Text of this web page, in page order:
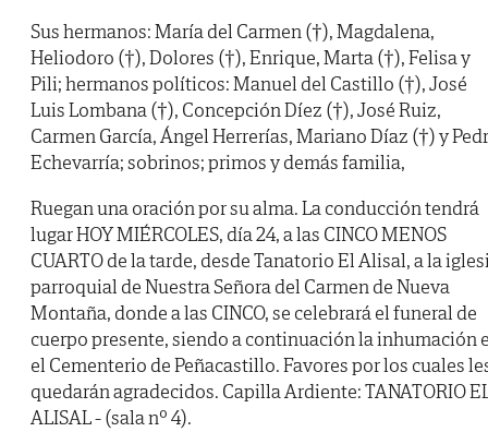
Sus hermanos: María del Carmen (†), Magdalena,
Heliodoro (†), Dolores (†), Enrique, Marta (†), Felisa y
Pili; hermanos políticos: Manuel del Castillo (†), José
Luis Lombana (†), Concepción Díez (†), José Ruiz,
Carmen García, Ángel Herrerías, Mariano Díaz (†) y
Echevarría; sobrinos; primos y demás familia,
Ruegan una oración por su alma. La conducción tendrá
lugar HOY MIÉRCOLES, día 24, a las CINCO MENOS
CUARTO de la tarde, desde Tanatorio El Alisal, a la
parroquial de Nuestra Señora del Carmen de Nueva
Montaña, donde a las CINCO, se celebrará el funeral de
cuerpo presente, siendo a continuación la inhumación
el Cementerio de Peñacastillo. Favores por los cuales
quedarán agradecidos. Capilla Ardiente: TANATORIO
ALISAL - (sala nº 4).